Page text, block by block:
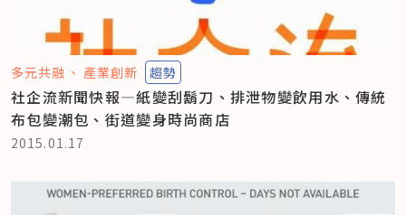
多元共融 產業創新 趨勢
社企流新聞快報—紙變刮鬍刀、排泄物變飲用水、傳統
布包變潮包、街道變身時尚商店
2015.01.17